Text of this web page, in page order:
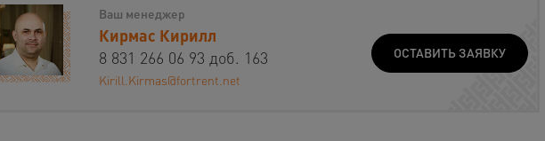
Ваш менеджер
Кирмас Кирилл
8 831 266 06 93 доб. 163
Kirill.Kirmas@fortrent.net
ОСТАВИТЬ ЗАЯВКУ